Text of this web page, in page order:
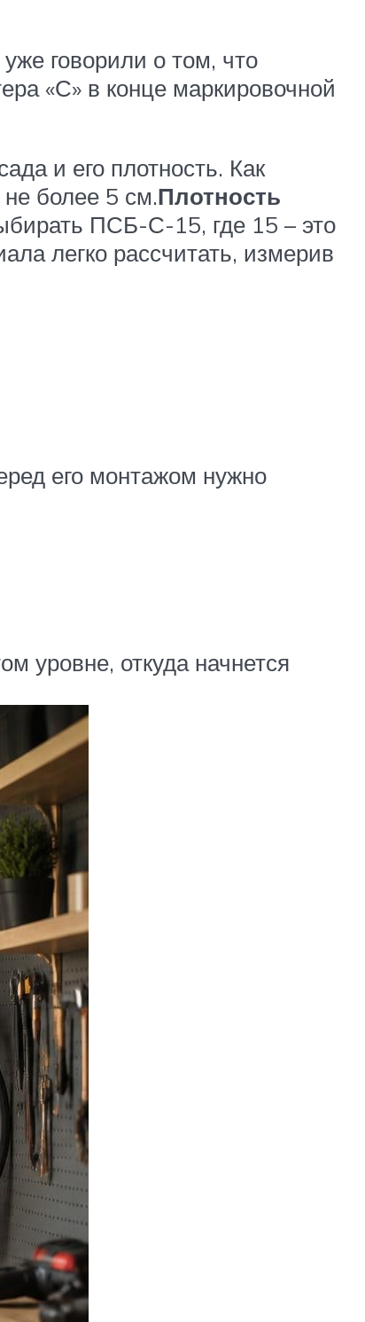
говорили о том, что
«С» в конце маркировочной
и его плотность. Как
более 5 см.Плотность
ПСБ-С-15, где 15 – это
легко рассчитать, измерив
его монтажом нужно
уровне, откуда начнется